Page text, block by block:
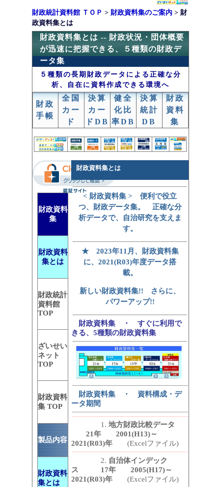
財政統計資料館 ＴＯＰ > 財政資料集のご案内> 財
政資料集とは
財政資料集とは -- 財政状況・団体概要
が迅速に把握できる、５種類の財政デ
ータ集
５種類の長期財政データによる正確な分
析、自在に資料作成できる環境へ
財政
手帳
全国
カー
ド
決算
カー
ドDB
健全
化比
率DB
決算
統計
DB
財政
資料
集
財政資料
集
財政資料
集とは
財政統計
資料館
TOP
ざいせい
ネット
TOP
財政資料
集 TOP
製品内容
財政資料
集とは
財政資料集とは
< 財政資料集 > 便利で役立
つ、財政データ集。 正確な分
析データで、自治研究を支えま
す。
★ 2023年11月、財政資料集
に、2021(R03)年度データ搭
載。
新しい財政資料集!! さらに、
パワーアップ!!
財政資料集 ・ すぐに利用で
きる、5種類の財政資料集
財政資料集 ・ 資料構成・デ
ータ期間
1.地方財政比較データ
21年 2001(H13)～
2021(R03)年 (Excelファイル)
2. 自治体インデック
ス 17年 2005(H17)～
2021(R03)年 (Excelファイル)